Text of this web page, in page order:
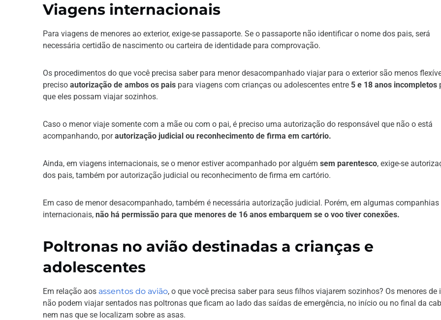
Viagens internacionais
Para viagens de menores ao exterior, exige-se passaporte. Se o passaporte não identificar o nome dos pais, será
necessária certidão de nascimento ou carteira de identidade para comprovação.
Os procedimentos do que você precisa saber para menor desacompanhado viajar para o exterior são menos
preciso autorização de ambos os pais para viagens com crianças ou adolescentes entre 5 e 18 anos incompletos
que eles possam viajar sozinhos.
Caso o menor viaje somente com a mãe ou com o pai, é preciso uma autorização do responsável que não o está
acompanhando, porautorização judicial ou reconhecimento de firma em cartório.
Ainda, em viagens internacionais, se o menor estiver acompanhado por alguém sem parentesco, exige-se
dos pais, também por autorização judicial ou reconhecimento de firma em cartório.
Em caso de menor desacompanhado, também é necessária autorização judicial. Porém, em algumas companhias
internacionais, não há permissão para que menores de 16 anos embarquem se o voo tiver conexões.
Poltronas no avião destinadas a crianças e
adolescentes
Em relação aos assentos do avião, o que você precisa saber para seus filhos viajarem sozinhos? Os menores de
não podem viajar sentados nas poltronas que ficam ao lado das saídas de emergência, no início ou no final da
nem nas que se localizam sobre as asas.